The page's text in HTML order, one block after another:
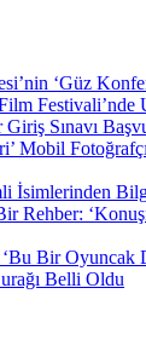
‘Güz
Sınavı
İsimlerinden
Rehber:
Bir Oyuncak
Belli Oldu